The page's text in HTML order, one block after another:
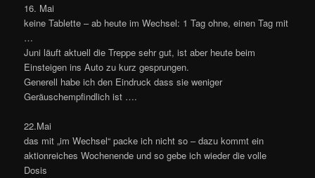
16. Mai
keine Tablette – ab heute im Wechsel: 1 Tag ohne, einen Tag mit
…
Juni läuft aktuell die Treppe sehr gut, ist aber heute beim
Einsteigen ins Auto zu kurz gesprungen.
Generell habe ich den Eindruck dass sie weniger
Geräuschempfindlich ist ….
22.Mai
das mit „im Wechsel“ packe ich nicht so – dazu kommt ein
aktionreiches Wochenende und so gebe ich wieder die volle
Dosis